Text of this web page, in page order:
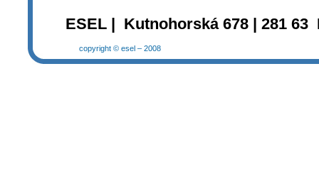
ESEL | Kutnohorská 678 | 281
copyright © esel – 2008